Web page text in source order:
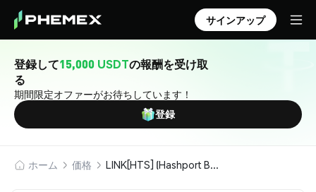
サインアップ
登録して15,000 USDTの報酬を受け取
る
期間限定オファーがお待ちしています！
登録
ホーム 価格 LINK[HTS] (Hashport Bridged LINK)